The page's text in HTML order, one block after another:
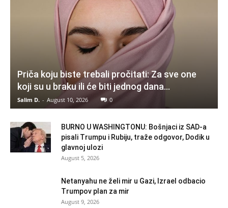
Priča koju biste trebali pročitati: Za sve one
koji su u braku ili će biti jednog dana…
Salim D. - August 10, 2026 0
BURNO U WASHINGTONU: Bošnjaci iz SAD-a
pisali Trumpu i Rubiju, traže odgovor, Dodik u
glavnoj ulozi
August 5, 2026
Netanyahu ne želi mir u Gazi, Izrael odbacio
Trumpov plan za mir
August 9, 2026